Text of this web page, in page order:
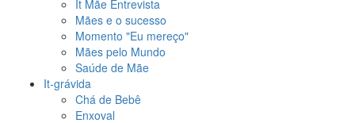
It Mãe Entrevista
Mães e o sucesso
Momento "Eu mereço"
Mães pelo Mundo
Saúde de Mãe
It-grávida
Chá de Bebê
Enxoval